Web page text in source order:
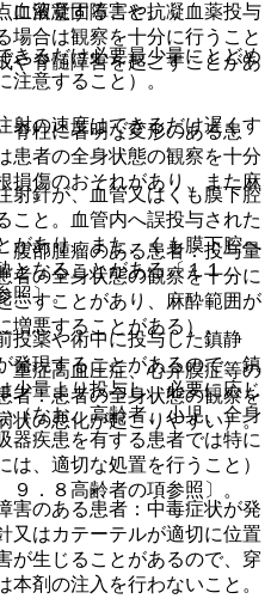
液凝固障害や抗凝血薬投与
場合は観察を十分に行うこと
や脊髄障害を起こすことがあ
柱に著明な変形のある患
患者の全身状態の観察を十分
損傷のおそれがあり、また麻
部腫瘤のある患者：投与量
者の全身状態の観察を十分に
こすことがあり、麻酔範囲が
増悪することがある）。
症高血圧症、心弁膜症等の
者：患者の全身状態の観察を
状の悪化が起こりやすい）。
のある患者：中毒症状が発
に留意すること。
るだけ必要最少量にとどめ
注意すること）。
の速度はできるだけ遅くす
針が、血管又はくも膜下腔
こと。血管内へ誤投与された
があり、また、くも膜下腔へ
となることがある〔１１．
照〕。
薬や術中に投与した鎮静
発現することがあるので、鎮
少量より投与し、必要に応じ
（なお、高齢者、小児、全身
器疾患を有する患者では特に
、適切な処置を行うこと）
９．８高齢者の項参照〕。
はカテーテルが適切に位置
が生じることがあるので、穿
剤の注入を行わないこと。